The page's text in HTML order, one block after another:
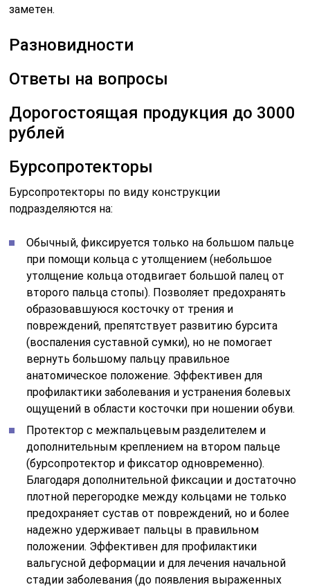
заметен.
Разновидности
Ответы на вопросы
Дорогостоящая продукция до 3000
рублей
Бурсопротекторы
Бурсопротекторы по виду конструкции
подразделяются на:
Обычный, фиксируется только на большом пальце
при помощи кольца с утолщением (небольшое
утолщение кольца отодвигает большой палец от
второго пальца стопы). Позволяет предохранять
образовавшуюся косточку от трения и
повреждений, препятствует развитию бурсита
(воспаления суставной сумки), но не помогает
вернуть большому пальцу правильное
анатомическое положение. Эффективен для
профилактики заболевания и устранения болевых
ощущений в области косточки при ношении обуви.
Протектор с межпальцевым разделителем и
дополнительным креплением на втором пальце
(бурсопротектор и фиксатор одновременно).
Благодаря дополнительной фиксации и достаточно
плотной перегородке между кольцами не только
предохраняет сустав от повреждений, но и более
надежно удерживает пальцы в правильном
положении. Эффективен для профилактики
вальгусной деформации и для лечения начальной
стадии заболевания (до появления выраженных